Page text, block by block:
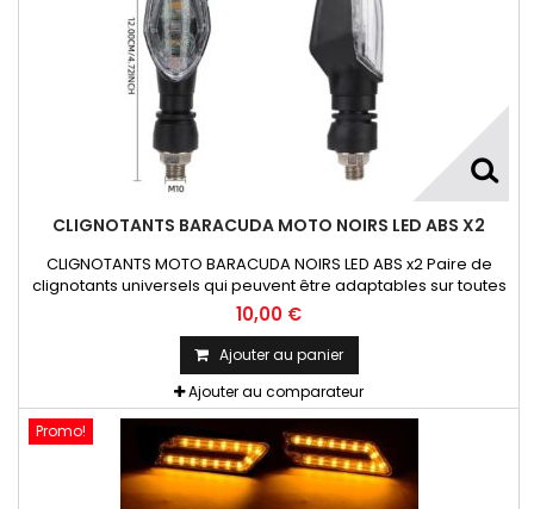
CLIGNOTANTS BARACUDA MOTO NOIRS LED ABS X2
CLIGNOTANTS MOTO BARACUDA NOIRS LED ABS x2 Paire de
clignotants universels qui peuvent être adaptables sur toutes
motos ou scooters
10,00 €
Ajouter au panier
Ajouter au comparateur
Promo!